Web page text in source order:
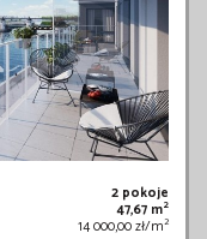
2 pokoje
47,67 m2
14 000,00 zł/m2